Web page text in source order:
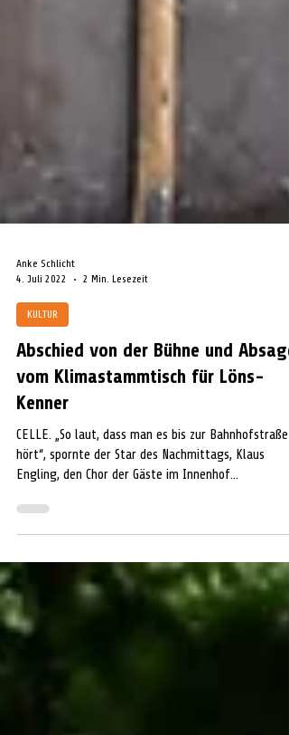
Anke Schlicht
4. Juli 2022
KULTUR
Abschied von der Bühne und Absage
Kenner
CELLE. „So laut, dass man es bis zur Bahnhofstraße
Engling, den Chor der Gäste im Innenhof...